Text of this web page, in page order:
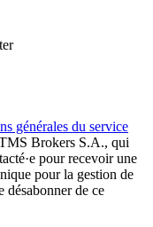
générales du service
Brokers S.A., qui
pour recevoir une
pour la gestion de
désabonner de ce